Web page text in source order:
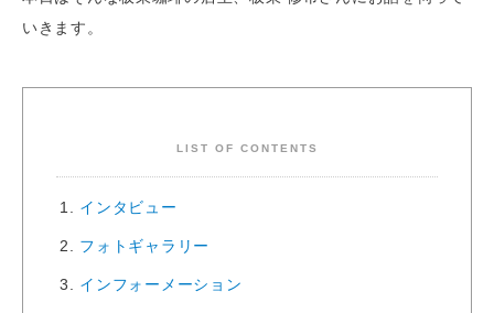
いきます。
LIST OF CONTENTS
インタビュー
フォトギャラリー
インフォーメーション